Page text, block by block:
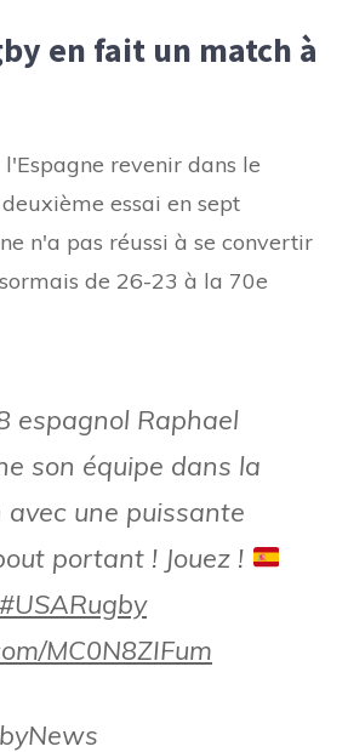
en fait un match à
revenir dans le
essai en sept
n'a pas réussi à se convertir
de 26-23 à la 70e
espagnol Raphael
son équipe dans la
une puissante
portant ! Jouez !
#USARugby
MC0N8ZIFum